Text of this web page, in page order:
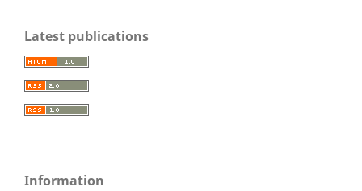
Latest publications
Information